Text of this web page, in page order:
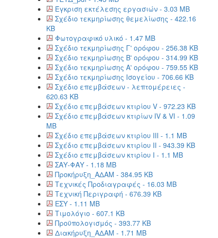
Έγκριση εκτέλεσης εργασιών - 3.03 MB
Σχέδιο τεκμηρίωσης θεμελίωσης - 422.16
KB
Φωτογραφικό υλικό - 1.47 MB
Σχέδιο τεκμηρίωσης Γ' ορόφου - 256.38 KB
Σχέδιο τεκμηρίωσης Β' ορόφου - 314.99 KB
Σχέδιο τεκμηρίωσης Α' ορόφου - 759.55 KB
Σχέδιο τεκμηρίωσης Ισογείου - 706.66 KB
Σχέδιο επεμβάσεων - λεπτομέρειες -
620.63 KB
Σχέδιο επεμβάσεων κτιρίου V - 972.23 KB
Σχέδιο επεμβάσεων κτιρίων IV & VI - 1.09
MB
Σχέδιο επεμβάσεων κτιρίου ΙΙΙ - 1.1 MB
Σχέδιο επεμβάσεων κτιρίου ΙΙ - 943.39 KB
Σχέδιο επεμβάσεων κτιρίου Ι - 1.1 MB
ΣΑΥ-ΦΑΥ - 1.18 MB
Προκήρυξη_ΑΔΑΜ - 384.95 KB
Τεχνικές Προδιαγραφές - 16.03 MB
Τεχνική Περιγραφή - 676.39 KB
ΕΣΥ - 1.11 MB
Τιμολόγιο - 607.1 KB
Προϋπολογισμός - 393.77 KB
Διακήρυξη_ΑΔΑΜ - 1.71 MB